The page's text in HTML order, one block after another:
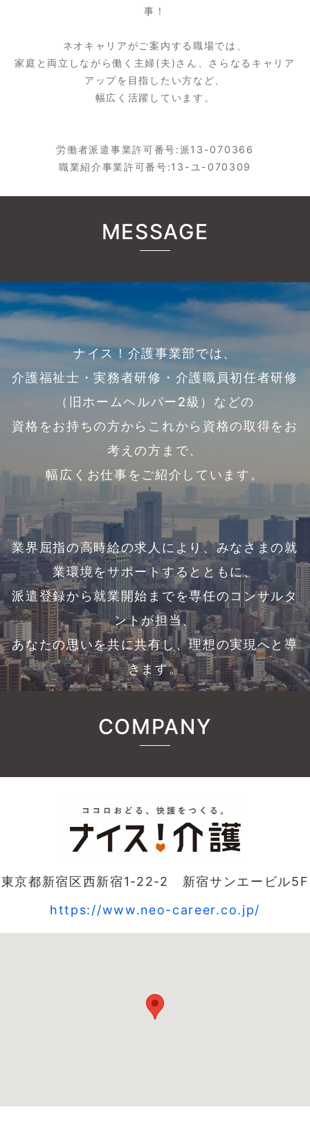
事！
ネオキャリアがご案内する職場では、
家庭と両立しながら働く主婦(夫)さん、さらなるキャリア
アップを目指したい方など、
幅広く活躍しています。
労働者派遣事業許可番号:派13-070366
職業紹介事業許可番号:13-ユ-070309
MESSAGE
ナイス！介護事業部では、
介護福祉士・実務者研修・介護職員初任者研修
（旧ホームヘルパー2級）などの
資格をお持ちの方からこれから資格の取得をお
考えの方まで、
幅広くお仕事をご紹介しています。
業界屈指の高時給の求人により、みなさまの就
業環境をサポートするとともに、
派遣登録から就業開始までを専任のコンサルタ
ントが担当、
あなたの思いを共に共有し、理想の実現へと導
きます。
COMPANY
東京都新宿区西新宿1-22-2 新宿サンエービル5F
https://www.neo-career.co.jp/